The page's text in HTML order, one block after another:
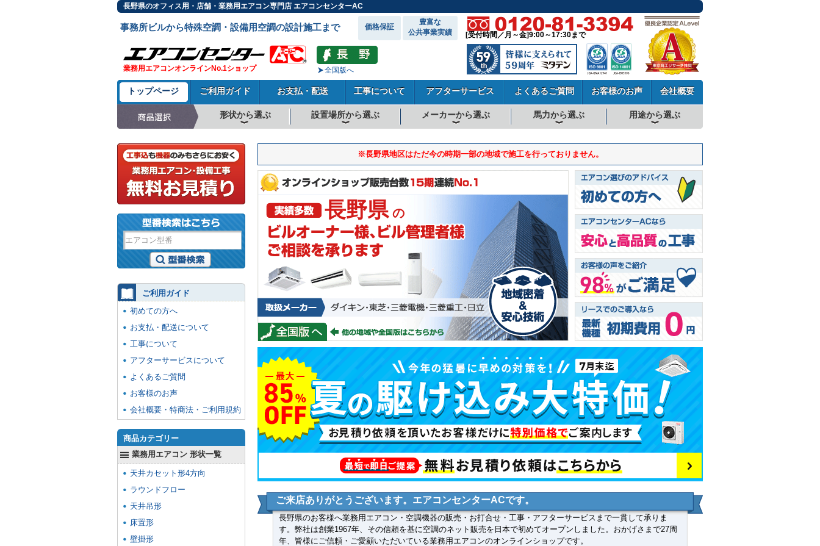
長野県のオフィス用・店舗・業務用エアコン専門店 エアコンセンターAC
事務所ビルから特殊空調・設備用空調の設計施工まで 価格保証
豊富な
公共事業実績
業務用エアコンオンラインNo.1ショップ 全国版へ
[受付時間／月～金]9:00～17:30まで
トップページ ご利用ガイド お支払・配送 工事について アフターサービス よくあるご質問 お客様のお声 会社概要
形状から選ぶ 設置場所から選ぶ メーカーから選ぶ 馬力から選ぶ 用途から選ぶ
※長野県地区はただ今の時期一部の地域で施工を行っておりません。
長野県の
ご来店ありがとうございます。エアコンセンターACです。
長野県のお客様へ業務用エアコン・空調機器の販売・お打合せ・工事・アフターサービスまで一貫して承りま
す。弊社は創業1967年、その信頼を基に空調のネット販売を日本で初めてオープンしました。おかげさまで27周
年、皆様にご信頼・ご愛顧いただいている業務用エアコンのオンラインショップです。
ご利用ガイド
初めての方へ
お支払・配送について
工事について
アフターサービスについて
よくあるご質問
お客様のお声
会社概要・特商法・ご利用規約
商品カテゴリー
業務用エアコン 形状一覧
天井カセット形4方向
ラウンドフロー
天井吊形
床置形
壁掛形